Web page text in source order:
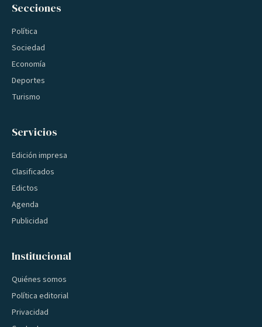
Secciones
Política
Sociedad
Economía
Deportes
Turismo
Servicios
Edición impresa
Clasificados
Edictos
Agenda
Publicidad
Institucional
Quiénes somos
Política editorial
Privacidad